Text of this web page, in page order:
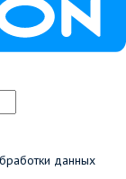
данных